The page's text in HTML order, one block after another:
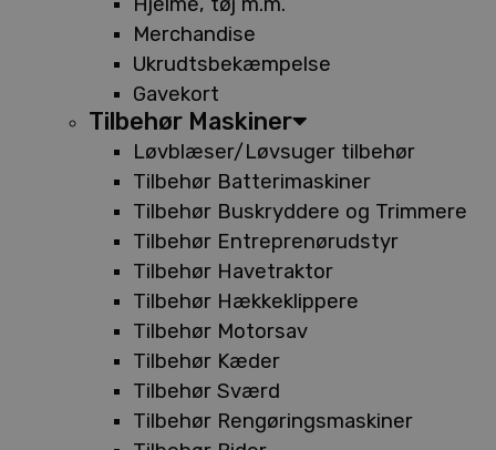
Merchandise
Ukrudtsbekæmpelse
Gavekort
Tilbehør Maskiner
Løvblæser/Løvsuger tilbehør
Tilbehør Batterimaskiner
Tilbehør Buskryddere og Trimmere
Tilbehør Entreprenørudstyr
Tilbehør Havetraktor
Tilbehør Hækkeklippere
Tilbehør Motorsav
Tilbehør Kæder
Tilbehør Sværd
Tilbehør Rengøringsmaskiner